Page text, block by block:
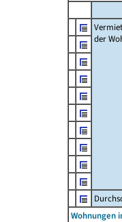
der
Wohnungen